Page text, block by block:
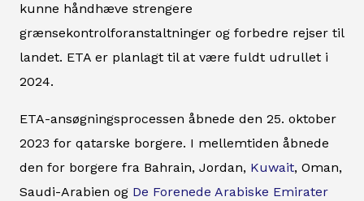
kunne håndhæve strengere
grænsekontrolforanstaltninger og forbedre rejser til
landet. ETA er planlagt til at være fuldt udrullet i
2024.
ETA-ansøgningsprocessen åbnede den 25. oktober
2023 for qatarske borgere. I mellemtiden åbnede
den for borgere fra Bahrain, Jordan, Kuwait, Oman,
Saudi-Arabien og De Forenede Arabiske Emirater